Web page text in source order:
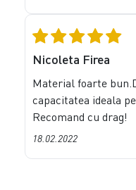
Nicoleta Firea
Material foarte
capacitatea ideala
Recomand cu drag!
18.02.2022